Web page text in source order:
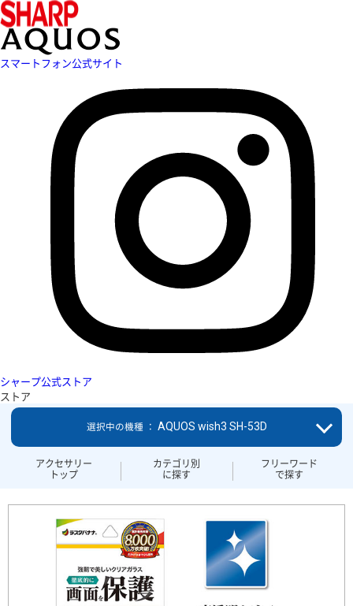
スマートフォン公式サイト
シャープ公式ストア
ストア
アクセサリー
トップ
カテゴリ別
に探す
フリーワード
で探す
選択中の機種 ： AQUOS wish3 SH-53D